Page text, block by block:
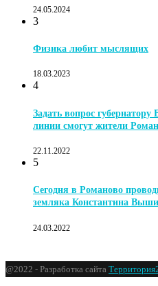
24.05.2024
3
Физика любит мыслящих
18.03.2023
4
Задать вопрос
линии смогут жители
22.11.2022
5
Сегодня в Романово
земляка Константина
24.03.2022
@2022 - Разработка сайта